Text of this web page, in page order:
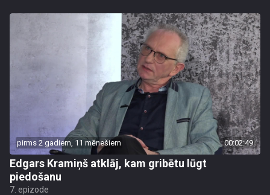
pirms 2 gadiem, 11 mēnešiem 00:02:49
Edgars Kramiņš atklāj, kam gribētu lūgt
piedošanu
7. epizode